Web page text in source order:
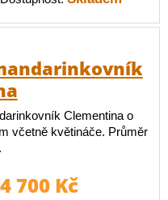
Clementina o
včetně květináče. Průměr
4 700 Kč